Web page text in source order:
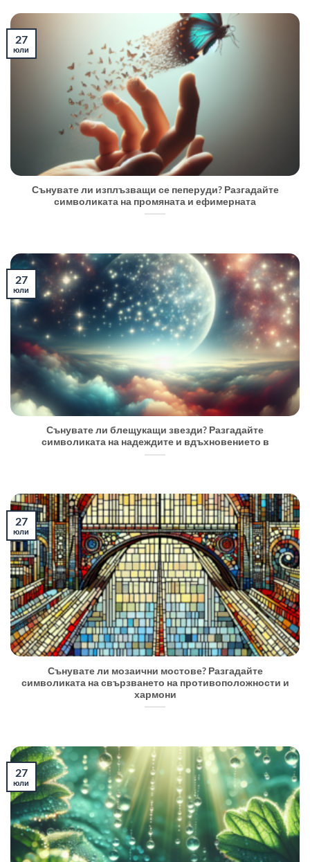
Сънувате ли изплъзващи се пеперуди? Разгадайте
символиката на промяната и ефимерната
27
юли
Сънувате ли блещукащи звезди? Разгадайте
символиката на надеждите и вдъхновението в
27
юли
Сънувате ли мозаични мостове? Разгадайте
символиката на свързването на противоположности и
хармони
27
юли
27
юли